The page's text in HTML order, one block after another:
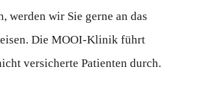
werden wir Sie gerne an das
Die MOOI-Klinik führt
versicherte Patienten durch.